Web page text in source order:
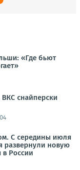
«Где бьют
снайперски
С середины июля
развернули новую
России